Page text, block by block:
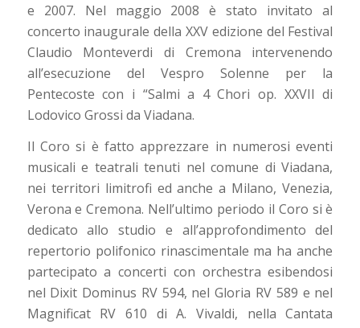
e 2007. Nel maggio 2008 è stato invitato al
concerto inaugurale della XXV edizione del Festival
Claudio Monteverdi di Cremona intervenendo
all’esecuzione del Vespro Solenne per la
Pentecoste con i “Salmi a 4 Chori op. XXVII di
Lodovico Grossi da Viadana.
Il Coro si è fatto apprezzare in numerosi eventi
musicali e teatrali tenuti nel comune di Viadana,
nei territori limitrofi ed anche a Milano, Venezia,
Verona e Cremona. Nell’ultimo periodo il Coro si è
dedicato allo studio e all’approfondimento del
repertorio polifonico rinascimentale ma ha anche
partecipato a concerti con orchestra esibendosi
nel Dixit Dominus RV 594, nel Gloria RV 589 e nel
Magnificat RV 610 di A. Vivaldi, nella Cantata